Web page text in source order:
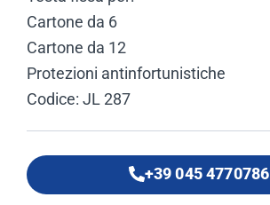
Cartone da 6
Cartone da 12
Protezioni antinfortunistiche
Codice: JL 287
+39 045 4770786